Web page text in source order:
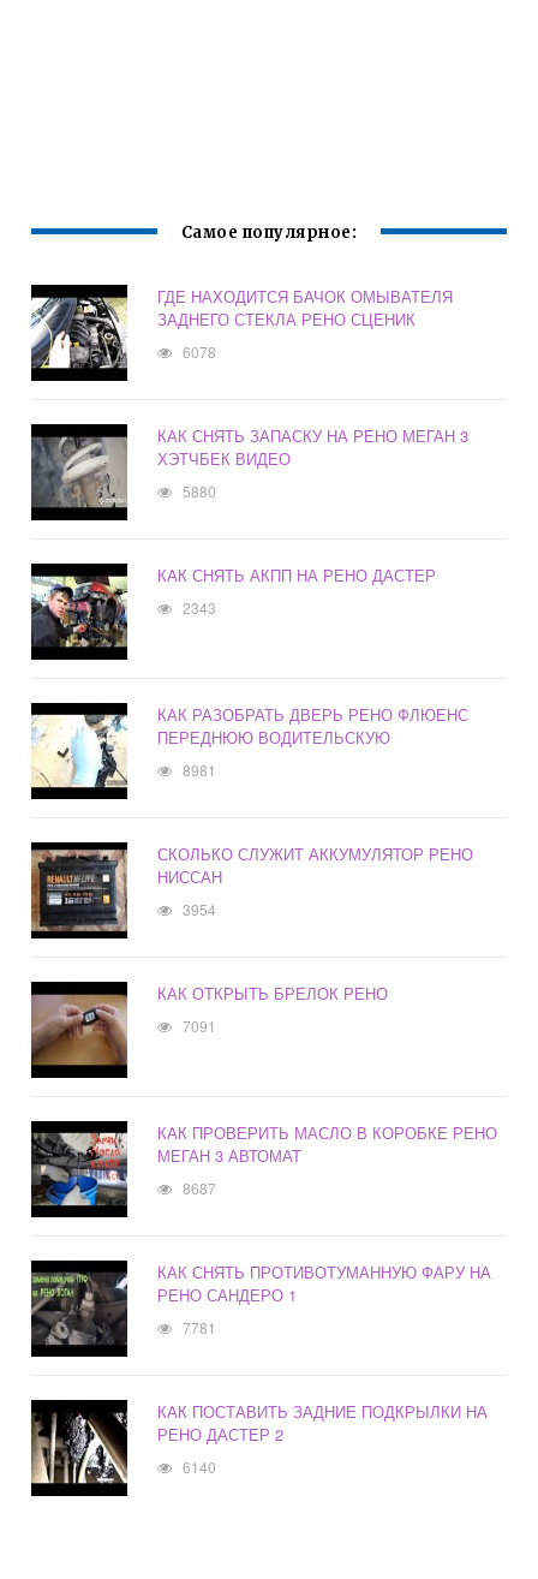
Самое популярное:
ГДЕ НАХОДИТСЯ БАЧОК ОМЫВАТЕЛЯ
ЗАДНЕГО СТЕКЛА РЕНО СЦЕНИК
6078
КАК СНЯТЬ ЗАПАСКУ НА РЕНО МЕГАН 3
ХЭТЧБЕК ВИДЕО
5880
КАК СНЯТЬ АКПП НА РЕНО ДАСТЕР
2343
КАК РАЗОБРАТЬ ДВЕРЬ РЕНО ФЛЮЕНС
ПЕРЕДНЮЮ ВОДИТЕЛЬСКУЮ
8981
СКОЛЬКО СЛУЖИТ АККУМУЛЯТОР РЕНО
НИССАН
3954
КАК ОТКРЫТЬ БРЕЛОК РЕНО
7091
КАК ПРОВЕРИТЬ МАСЛО В КОРОБКЕ РЕНО
МЕГАН 3 АВТОМАТ
8687
КАК СНЯТЬ ПРОТИВОТУМАННУЮ ФАРУ НА
РЕНО САНДЕРО 1
7781
КАК ПОСТАВИТЬ ЗАДНИЕ ПОДКРЫЛКИ НА
РЕНО ДАСТЕР 2
6140